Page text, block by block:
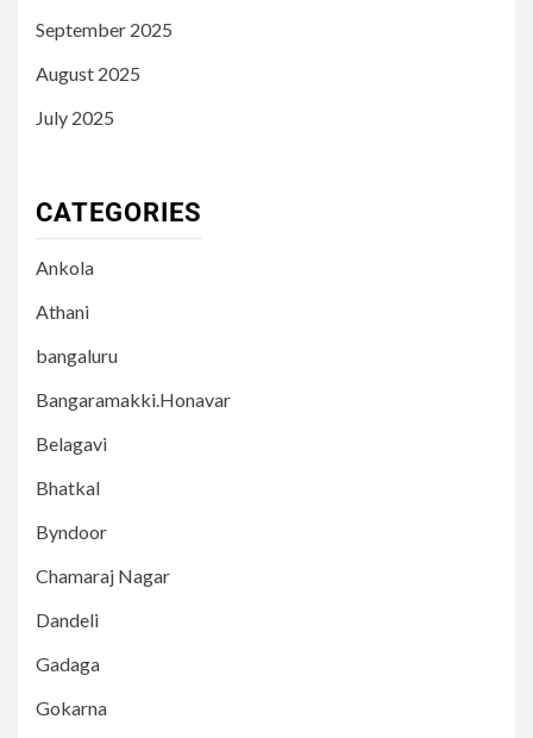
September 2025
August 2025
July 2025
CATEGORIES
Ankola
Athani
bangaluru
Bangaramakki.Honavar
Belagavi
Bhatkal
Byndoor
Chamaraj Nagar
Dandeli
Gadaga
Gokarna